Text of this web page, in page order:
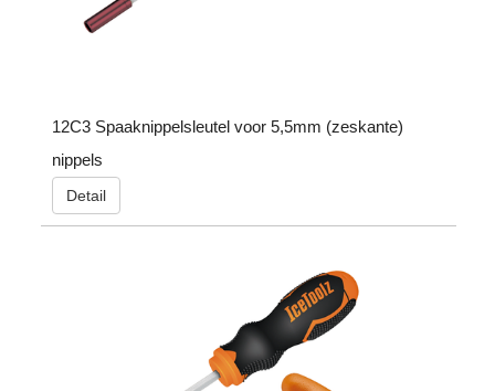
12C3 Spaaknippelsleutel voor 5,5mm (zeskante)
nippels
Detail